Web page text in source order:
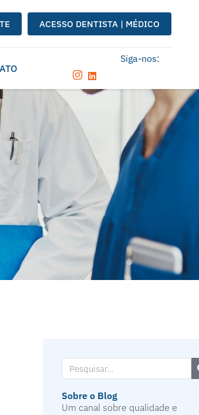
ACESSO DENTISTA | MÉDICO
Siga-nos:
Sobre o Blog
Um canal sobre qualidade e